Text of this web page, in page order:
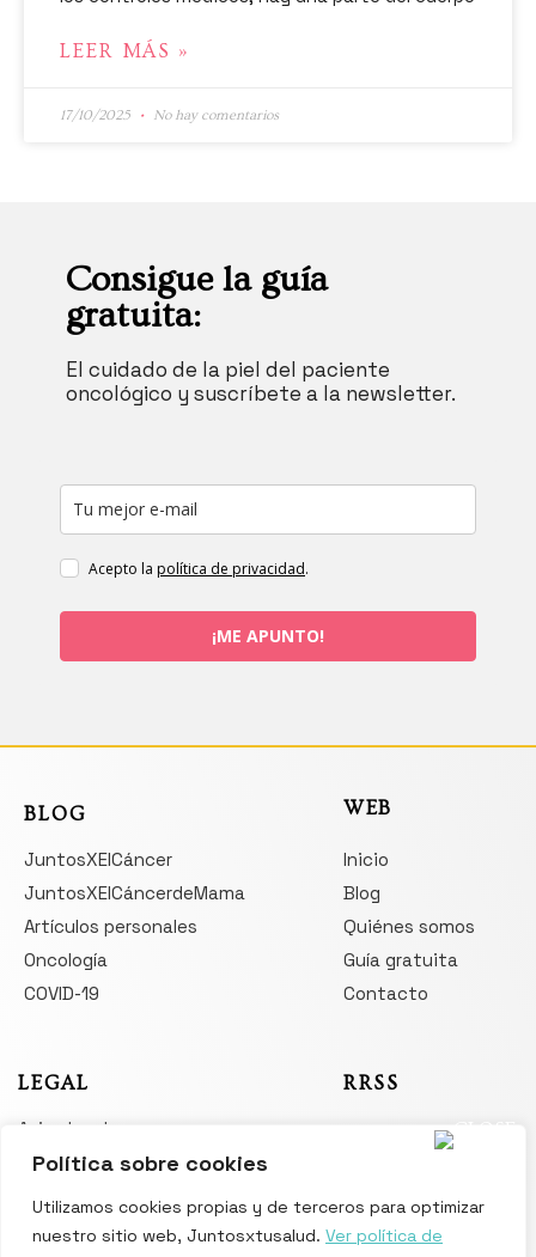
Política sobre cookies
Utilizamos cookies propias y de terceros para optimizar
nuestro sitio web, Juntosxtusalud. Ver política de
LEER MÁS »
17/10/2025 No hay comentarios
Consigue la guía
gratuita:
El cuidado de la piel del paciente
oncológico y suscríbete a la newsletter.
Acepto la política de privacidad.
¡ME APUNTO!
BLOG
JuntosXElCáncer
JuntosXElCáncerdeMama
Artículos personales
Oncología
COVID-19
WEB
Inicio
Blog
Quiénes somos
Guía gratuita
Contacto
LEGAL
Aviso legal
Política de privacidad
RRSS